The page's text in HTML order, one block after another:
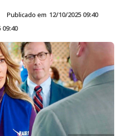
Publicado em 12/10/2025 09:40
09:40